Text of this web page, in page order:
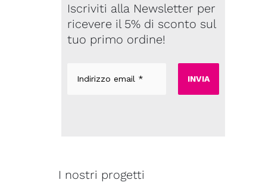
Iscriviti alla Newsletter per
ricevere il 5% di sconto sul
tuo primo ordine!
email
I nostri progetti